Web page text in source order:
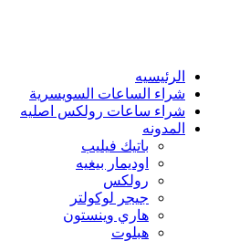
الرئيسيه
شراء الساعات السويسرية
شراء ساعات رولكس اصليه
المدونه
باتيك فيليب
اوديمار بيغيه
رولكس
جيجر لوكولتر
هاري وينستون
هبلوت